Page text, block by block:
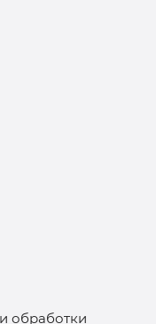
обработки